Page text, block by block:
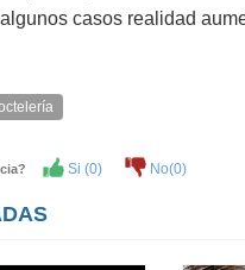
casos realidad
Si (0) No(0)